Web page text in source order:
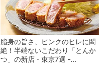
脂身の旨さ、ピンクのヒレに悶
絶！半端ないこだわり「とんか
つ」の新店・東京7選 -...